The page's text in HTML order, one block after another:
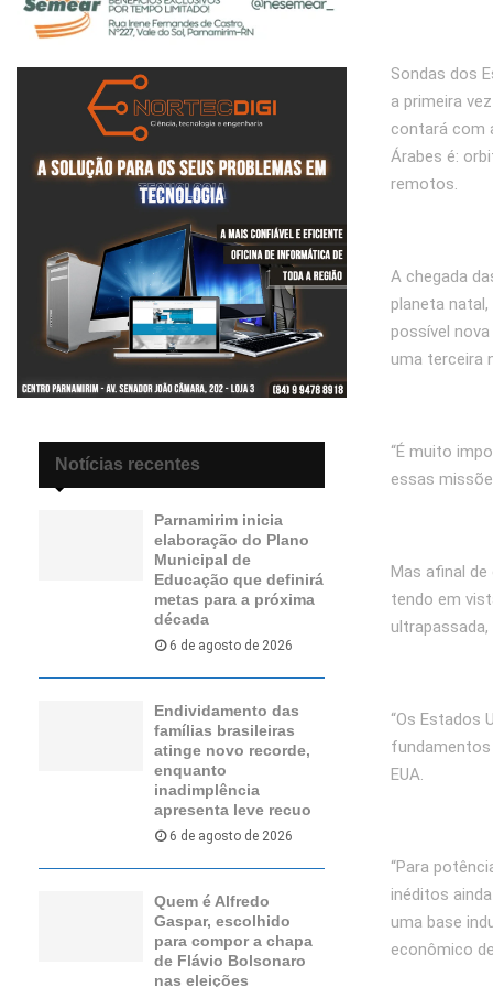
Sondas dos
a primeira
contará com
Árabes é:
remotos.
A chegada
planeta
possível
uma terceira
“É muito
essas
Mas afinal
tendo em
“Os Estados
fundamentos
EUA.
“Para
inéditos
uma base
econômico
Notícias recentes
Parnamirim inicia
elaboração do Plano
Municipal de
Educação que definirá
metas para a próxima
década
6 de agosto de 2026
Endividamento das
famílias brasileiras
atinge novo recorde,
enquanto
inadimplência
apresenta leve recuo
6 de agosto de 2026
Quem é Alfredo
Gaspar, escolhido
para compor a chapa
de Flávio Bolsonaro
nas eleições